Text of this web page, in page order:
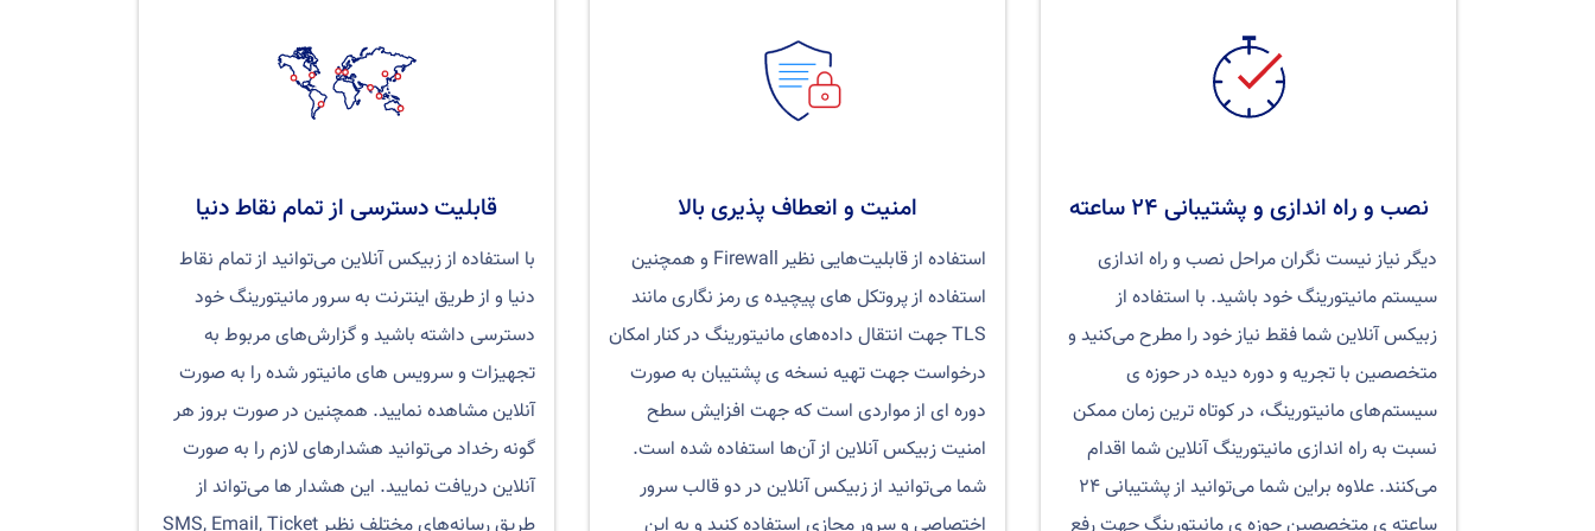
نصب و راه اندازی و پشتیبانی ۲۴ ساعته
دیگر نیاز نیست نگران مراحل نصب و راه اندازی
سیستم مانیتورینگ خود باشید. با استفاده از
زبیکس آنلاین شما فقط نیاز خود را مطرح می‌کنید و
متخصصین با تجریه و دوره دیده در حوزه ی
سیستم‌های مانیتورینگ، در کوتاه ترین زمان ممکن
نسبت به راه اندازی مانیتورینگ آنلاین شما اقدام
می‌کنند. علاوه براین شما می‌توانید از پشتیبانی ۲۴
امنیت و انعطاف پذیری بالا
استفاده از قابلیت‌هایی نظیر Firewall و همچنین
استفاده از پروتکل های پیچیده ی رمز نگاری مانند
TLS جهت انتقال داده‌های مانیتورینگ در کنار امکان
درخواست جهت تهیه نسخه ی پشتیبان به صورت
دوره ای از مواردی است که جهت افزایش سطح
امنیت زبیکس آنلاین از آن‌ها استفاده شده است.
شما می‌توانید از زبیکس آنلاین در دو قالب سرور
قابلیت دسترسی از تمام نقاط دنیا
با استفاده از زبیکس آنلاین می‌توانید از تمام نقاط
دنیا و از طریق اینترنت به سرور مانیتورینگ خود
دسترسی داشته باشید و گزارش‌های مربوط به
تجهیزات و سرویس های مانیتور شده را به صورت
آنلاین مشاهده نمایید. همچنین در صورت بروز هر
گونه رخداد می‌توانید هشدارهای لازم را به صورت
آنلاین دریافت نمایید. این هشدار ها می‌تواند از